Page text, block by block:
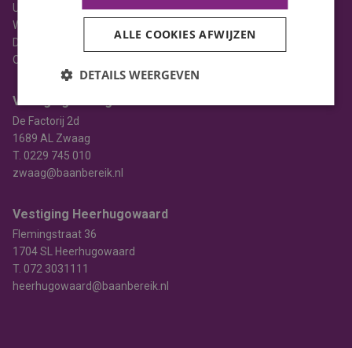
Uitzenden
Werving & selectie
Detacheren
Opleiden
Vestiging Zwaag
De Factorij 2d
1689 AL Zwaag
T. 0229 745 010
zwaag@baanbereik.nl
Vestiging Heerhugowaard
Flemingstraat 36
1704 SL Heerhugowaard
T. 072 3031111
heerhugowaard@baanbereik.nl
ALLE COOKIES AFWIJZEN
DETAILS WEERGEVEN